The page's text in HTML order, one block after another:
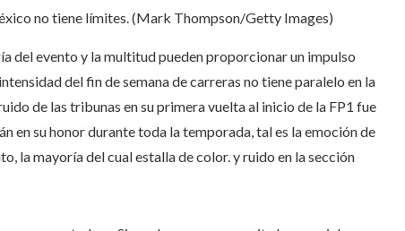
no tiene límites. (Mark Thompson/Getty Images)
del evento y la multitud pueden proporcionar un impulso
del fin de semana de carreras no tiene paralelo en la
de las tribunas en su primera vuelta al inicio de la FP1 fue
en su honor durante toda la temporada, tal es la emoción de
la mayoría del cual estalla de color. y ruido en la sección